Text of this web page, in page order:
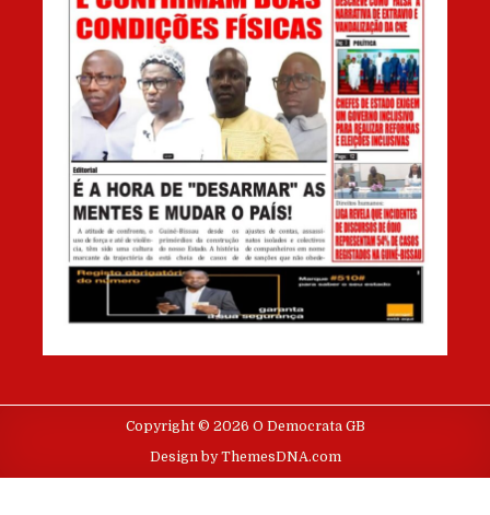
Copyright © 2026 O Democrata GB
Design by ThemesDNA.com